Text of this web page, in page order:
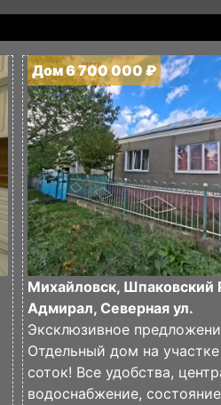
Дом 6 700 000 ₽
Михайловск, Шпаковский
Адмирал, Северная ул.
Эксклюзивное
Отдельный дом на
соток! Все удобства,
водоснабжение, состояние